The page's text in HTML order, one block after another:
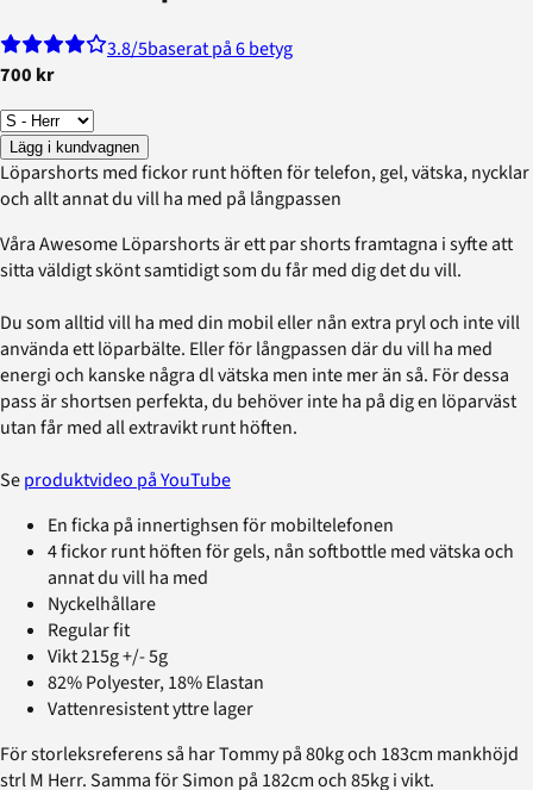
3.8/5baserat på 6 betyg
700 kr
Lägg i kundvagnen
Löparshorts med fickor runt höften för telefon, gel, vätska, nycklar
och allt annat du vill ha med på långpassen
Våra Awesome Löparshorts är ett par shorts framtagna i syfte att
sitta väldigt skönt samtidigt som du får med dig det du vill.
Du som alltid vill ha med din mobil eller nån extra pryl och inte vill
använda ett löparbälte. Eller för långpassen där du vill ha med
energi och kanske några dl vätska men inte mer än så. För dessa
pass är shortsen perfekta, du behöver inte ha på dig en löparväst
utan får med all extravikt runt höften.
Seproduktvideo på YouTube
En ficka på innertighsen för mobiltelefonen
4 fickor runt höften för gels, nån softbottle med vätska och
annat du vill ha med
Nyckelhållare
Regular fit
Vikt 215g +/- 5g
82% Polyester, 18% Elastan
Vattenresistent yttre lager
För storleksreferens så har Tommy på 80kg och 183cm mankhöjd
strl M Herr. Samma för Simon på 182cm och 85kg i vikt.